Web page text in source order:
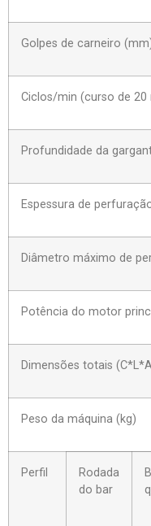
Golpes de carneiro
Ciclos/min (curso de
Profundidade da
Espessura de
Diâmetro máximo de
Potência do motor
Dimensões totais
Peso da máquina (kg)
Perfil
Rodada
do bar